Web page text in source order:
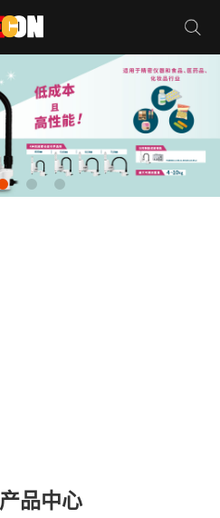
产品中心